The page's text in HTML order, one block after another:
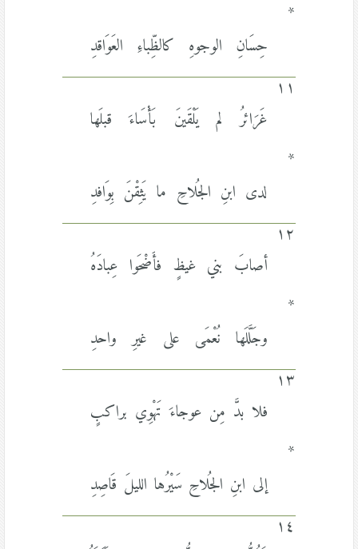
*
حِسَانِ الوجوهِ كالظِّباءِ العَوَاقدِ
١١
غَرَائرُ لم يَلْقَينَ بَأْسَاءَ قبلَها
*
لدى ابنِ الجُلاحِ ما يَثِقْنَ بِوَافدِ
١٢
أصابَ بني غيظٍ فأَضْحَوا عِبادَهُ
*
وجَلَّلَها نُعْمَى على غيرِ واحدِ
١٣
فلا بدَّ مِن عوجاءَ تَهْوِي براكبٍ
*
إلى ابنِ الجُلاحِ سَيْرُها الليلَ قَاصِدِ
١٤